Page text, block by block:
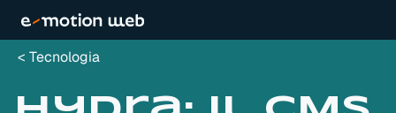
Tecnologia